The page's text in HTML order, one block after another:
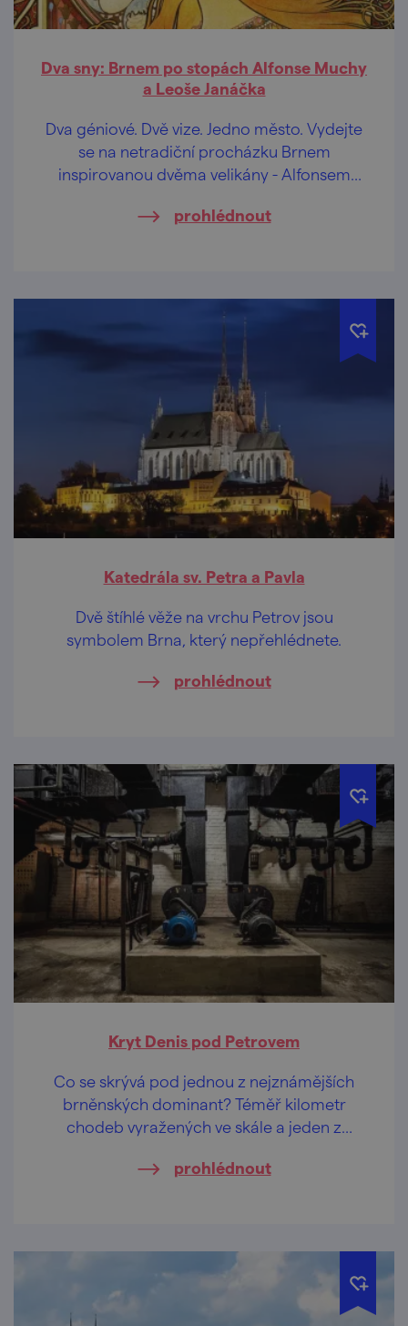
Dva sny: Brnem po stopách Alfonse Muchy
a Leoše Janáčka
Dva géniové. Dvě vize. Jedno město. Vydejte
se na netradiční procházku Brnem
inspirovanou dvěma velikány - Alfonsem
prohlédnout
Katedrála sv. Petra a Pavla
Dvě štíhlé věže na vrchu Petrov jsou
symbolem Brna, který nepřehlédnete.
prohlédnout
Kryt Denis pod Petrovem
Co se skrývá pod jednou z nejznámějších
brněnských dominant? Téměř kilometr
chodeb vyražených ve skále a jeden z
obrany v Česku.
prohlédnout